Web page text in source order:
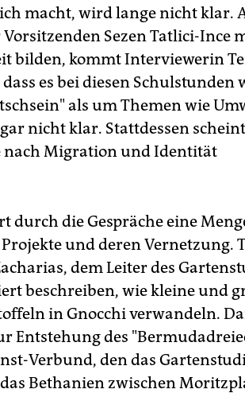
macht, wird lange nicht klar.
Sezen Tatlici-Ince
bilden, kommt Interviewerin
es bei diesen Schulstunden
als um Themen wie
nicht klar. Stattdessen
nach Migration und Identität
durch die Gespräche eine
und deren Vernetzung.
dem Leiter des
beschreiben, wie kleine und
in Gnocchi verwandeln.
Entstehung des
Verbund, den das
Bethanien zwischen